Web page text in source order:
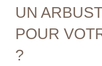
UN
POUR
?